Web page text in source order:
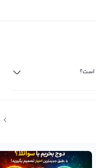
وجود داشته باشد، غافل بود.
مثل بیتکوین، اتریوم و ریپل آشنا
است که نسبتاً جدیدتر از بیتکوین و رمز ارزهای دیگر است. این ارز با نماد XTAG تجارت
است؟